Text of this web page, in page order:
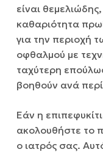
είναι
καθαριότητα
για την περιοχή
οφθαλμού με
ταχύτερη
βοηθούν ανά
Εάν η
ακολουθήστε το
ο ιατρός σας.